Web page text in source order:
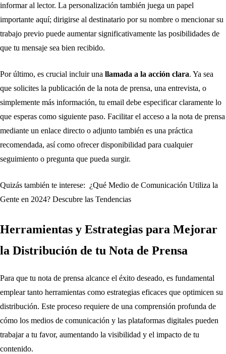
informar al lector. La personalización también juega un papel
importante aquí; dirigirse al destinatario por su nombre o mencionar su
trabajo previo puede aumentar significativamente las posibilidades de
que tu mensaje sea bien recibido.
Por último, es crucial incluir una llamada a la acción clara. Ya sea
que solicites la publicación de la nota de prensa, una entrevista, o
simplemente más información, tu email debe especificar claramente lo
que esperas como siguiente paso. Facilitar el acceso a la nota de prensa
mediante un enlace directo o adjunto también es una práctica
recomendada, así como ofrecer disponibilidad para cualquier
seguimiento o pregunta que pueda surgir.
Quizás también te interese: ¿Qué Medio de Comunicación Utiliza la
Gente en 2024? Descubre las Tendencias
Herramientas y Estrategias para Mejorar
la Distribución de tu Nota de Prensa
Para que tu nota de prensa alcance el éxito deseado, es fundamental
emplear tanto herramientas como estrategias eficaces que optimicen su
distribución. Este proceso requiere de una comprensión profunda de
cómo los medios de comunicación y las plataformas digitales pueden
trabajar a tu favor, aumentando la visibilidad y el impacto de tu
contenido.